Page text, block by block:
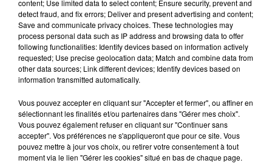
23 juillet 2026
INCENDIE MORTEL À LENS : UNE FEMME ET
SON BÉBÉ ENTRE LA VIE ET LA...
Un homme s'est immolé par le feu après avoir
d'un liquide inflammable.
content; Use limited data to select content; Ensure security, prevent and
detect fraud, and fix errors; Deliver and present advertising and content;
Save and communicate privacy choices. These technologies may
process personal data such as IP address and browsing data to offer
following functionalities: Identify devices based on information actively
requested; Use precise geolocation data; Match and combine data from
other data sources; Link different devices; Identify devices based on
information transmitted automatically.
Vous pouvez accepter en cliquant sur "Accepter et fermer", ou affiner en
sélectionnant les finalités et/ou partenaires dans "Gérer mes choix".
Vous pouvez également refuser en cliquant sur "Continuer sans
accepter". Vos préférences ne s'appliqueront que pour ce site. Vous
pouvez mettre à jour vos choix, ou retirer votre consentement à tout
moment via le lien "Gérer les cookies" situé en bas de chaque page.